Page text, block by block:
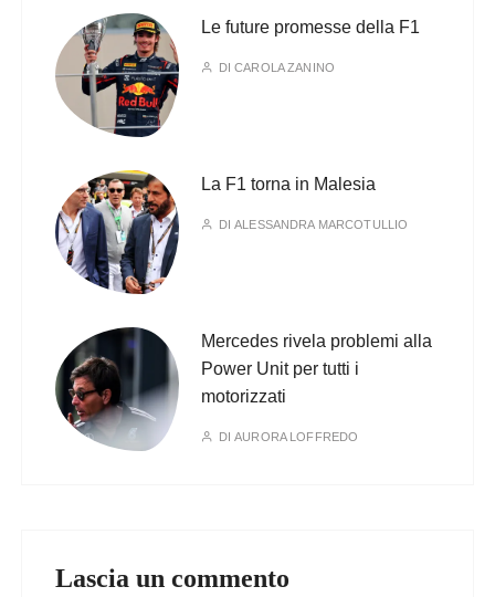
Le future promesse della F1
DICAROLA ZANINO
La F1 torna in Malesia
DIALESSANDRA MARCOTULLIO
Mercedes rivela problemi alla
Power Unit per tutti i
motorizzati
DIAURORA LOFFREDO
Lascia un commento